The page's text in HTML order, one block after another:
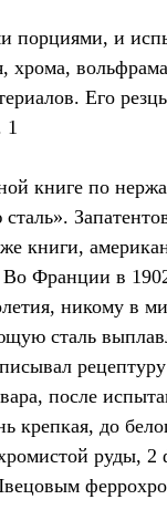
порциями, и
хрома,
Его
1
книге по
книги,
Франции в
никому в
сталь
после
до
руды, 2